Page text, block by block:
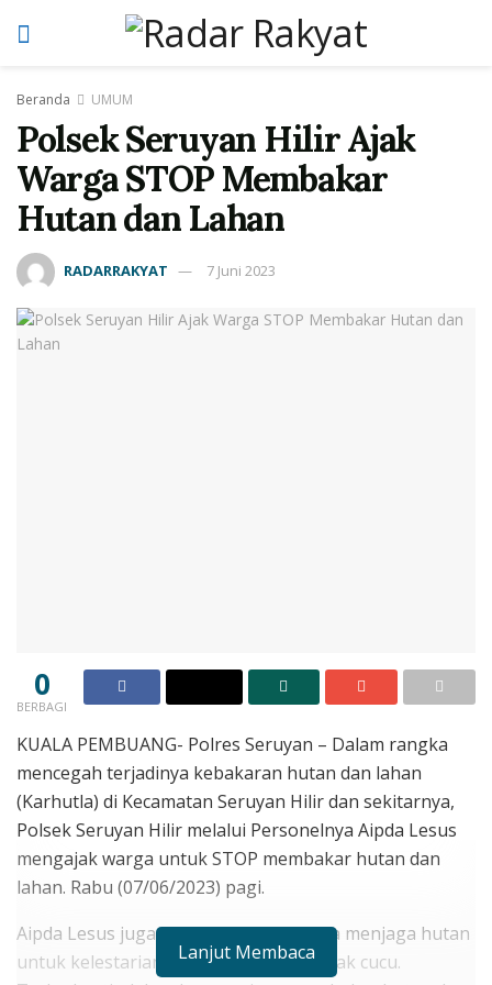
Beranda UMUM
Polsek Seruyan Hilir Ajak
Warga STOP Membakar
Hutan dan Lahan
RADARRAKYAT 7 Juni 2023
0
BERBAGI
KUALA PEMBUANG- Polres Seruyan – Dalam rangka
mencegah terjadinya kebakaran hutan dan lahan
(Karhutla) di Kecamatan Seruyan Hilir dan sekitarnya,
Polsek Seruyan Hilir melalui Personelnya Aipda Lesus
mengajak warga untuk STOP membakar hutan dan
lahan. Rabu (07/06/2023) pagi.
Aipda Lesus juga mengajak agar warga menjaga hutan
untuk kelestarian alam dan warisan anak cucu.
Lanjut Membaca